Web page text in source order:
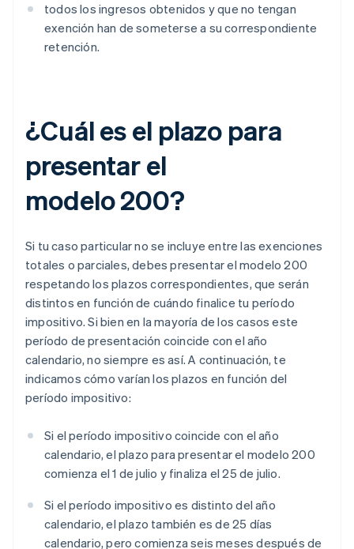
todos los ingresos obtenidos y que no tengan
exención han de someterse a su correspondiente
retención.
¿Cuál es el plazo para
presentar el
modelo 200?
Si tu caso particular no se incluye entre las exenciones
totales o parciales, debes presentar el modelo 200
respetando los plazos correspondientes, que serán
distintos en función de cuándo finalice tu período
impositivo. Si bien en la mayoría de los casos este
período de presentación coincide con el año
calendario, no siempre es así. A continuación, te
indicamos cómo varían los plazos en función del
período impositivo:
Si el período impositivo coincide con el año
calendario, el plazo para presentar el modelo 200
comienza el 1 de julio y finaliza el 25 de julio.
Si el período impositivo es distinto del año
calendario, el plazo también es de 25 días
calendario, pero comienza seis meses después de